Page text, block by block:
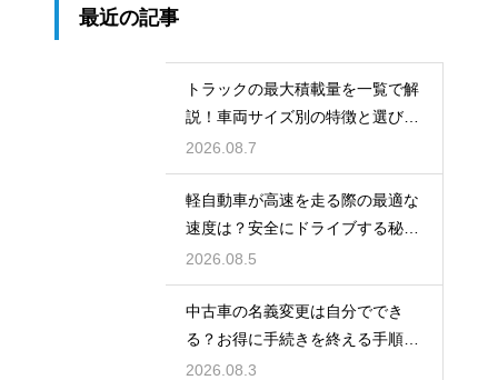
最近の記事
トラックの最大積載量を一覧で解
説！車両サイズ別の特徴と選び
方！
2026.08.7
軽自動車が高速を走る際の最適な
速度は？安全にドライブする秘
訣！
2026.08.5
中古車の名義変更は自分ででき
る？お得に手続きを終える手順を
解説
2026.08.3